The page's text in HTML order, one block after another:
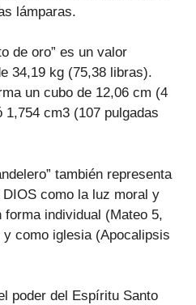
lámparas.
de oro” es un valor
34,19 kg (75,38 libras).
un cubo de 12,06 cm (4
cm3 (107 pulgadas
también representa
como la luz moral y
individual (Mateo 5,
como iglesia (Apocalipsis
poder del Espíritu Santo